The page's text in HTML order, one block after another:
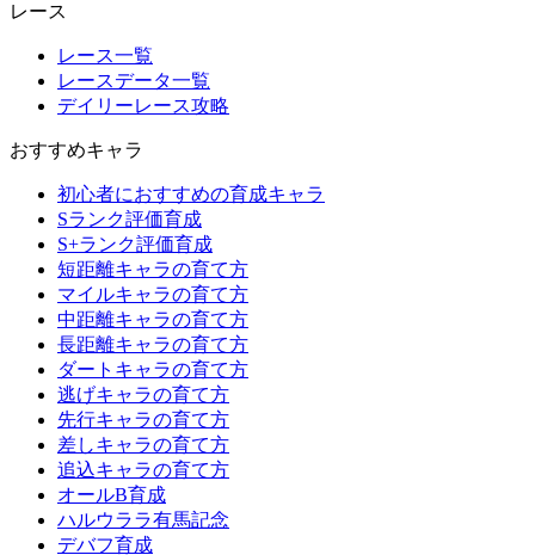
レース
レース一覧
レースデータ一覧
デイリーレース攻略
おすすめキャラ
初心者におすすめの育成キャラ
Sランク評価育成
S+ランク評価育成
短距離キャラの育て方
マイルキャラの育て方
中距離キャラの育て方
長距離キャラの育て方
ダートキャラの育て方
逃げキャラの育て方
先行キャラの育て方
差しキャラの育て方
追込キャラの育て方
オールB育成
ハルウララ有馬記念
デバフ育成